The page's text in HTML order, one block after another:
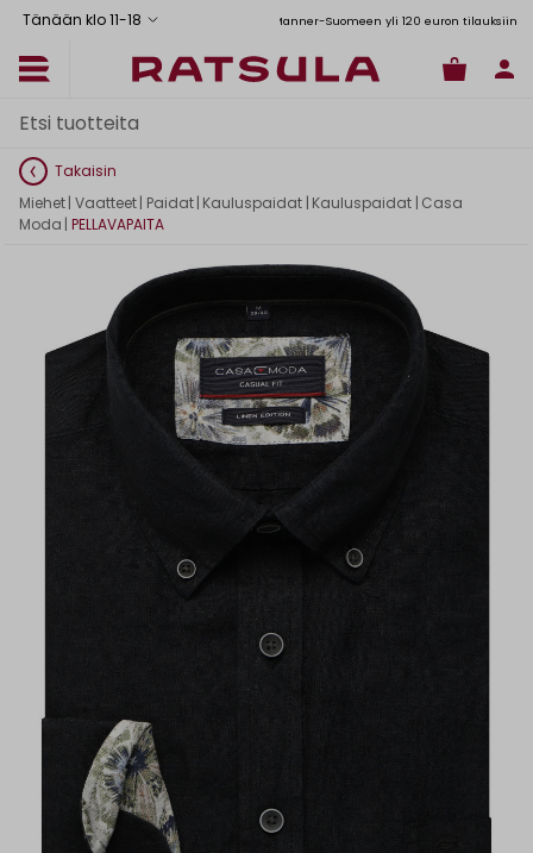
Tänään klo 11-18
Toimituskulut alk. 6,90€
Ilmainen toimitus Manner-Suomeen yli 120 euron tilauksiin
Takaisin
Miehet| Vaatteet| Paidat | Kauluspaidat | Kauluspaidat | Casa
Moda | PELLAVAPAITA